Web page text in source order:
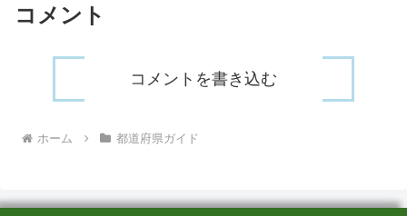
コメント
コメントを書き込む
ホーム 都道府県ガイド